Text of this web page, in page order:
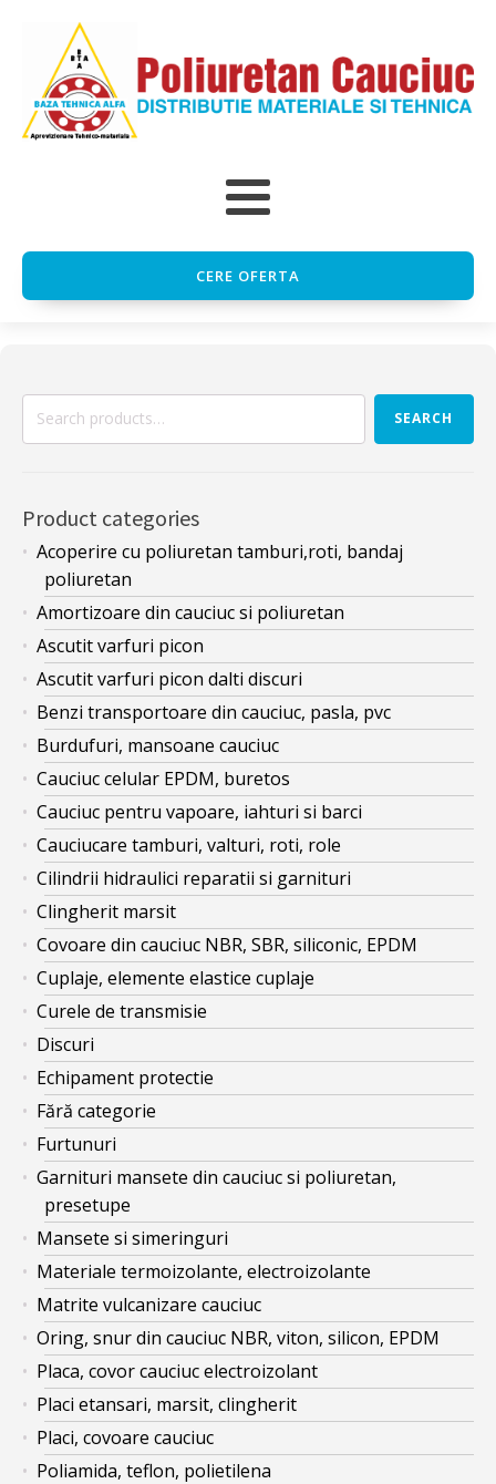
CERE OFERTA
Search
SEARCH
Product categories
Acoperire cu poliuretan tamburi,roti, bandaj
poliuretan
Amortizoare din cauciuc si poliuretan
Ascutit varfuri picon
Ascutit varfuri picon dalti discuri
Benzi transportoare din cauciuc, pasla, pvc
Burdufuri, mansoane cauciuc
Cauciuc celular EPDM, buretos
Cauciuc pentru vapoare, iahturi si barci
Cauciucare tamburi, valturi, roti, role
Cilindrii hidraulici reparatii si garnituri
Clingherit marsit
Covoare din cauciuc NBR, SBR, siliconic, EPDM
Cuplaje, elemente elastice cuplaje
Curele de transmisie
Discuri
Echipament protectie
Fără categorie
Furtunuri
Garnituri mansete din cauciuc si poliuretan,
presetupe
Mansete si simeringuri
Materiale termoizolante, electroizolante
Matrite vulcanizare cauciuc
Oring, snur din cauciuc NBR, viton, silicon, EPDM
Placa, covor cauciuc electroizolant
Placi etansari, marsit, clingherit
Placi, covoare cauciuc
Poliamida, teflon, polietilena